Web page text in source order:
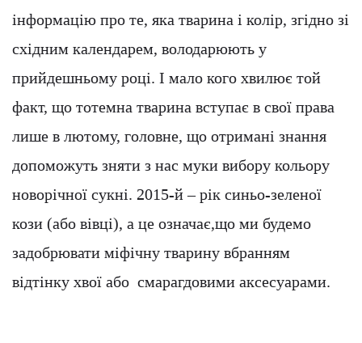
інформацію про те, яка тварина і колір, згідно зі
східним календарем, володарюють у
прийдешньому році. І мало кого хвилює той
факт, що тотемна тварина вступає в свої права
лише в лютому, головне, що отримані знання
допоможуть зняти з нас муки вибору кольору
новорічної сукні. 2015-й – рік синьо-зеленої
кози (або вівці), а це означає,що ми будемо
задобрювати міфічну тварину вбранням
відтінку хвої або смарагдовими аксесуарами.